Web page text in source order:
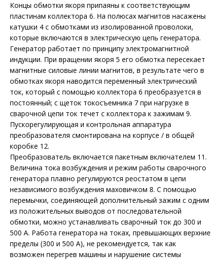
Концы обмотки якоря припаяны к соответствующим
пластинам коллектора 6. На полюсах магнитов насажены
катушки 4 с обмотками из изолированной проволоки,
которые включаются в электрическую цепь генератора.
Генератор работает по принципу электромагнитной
индукции. При вращении якоря 5 его обмотка пересекает
магнитные силовые линии магнитов, в результате чего в
обмотках якоря наводится переменный электрический
ток, который с помощью коллектора 6 преобразуется в
постоянный; с щеток токосъемника 7 при нагрузке в
сварочной цепи ток течет с коллектора к зажимам 9.
Пускорегулирующая и контрольная аппаратура
преобразователя смонтирована на корпусе / в общей
коробке 12.
Преобразователь включается пакетным включателем 11.
Величина тока возбуждения и режим работы сварочного
генератора плавно регулируются реостатом в цепи
независимого возбуждения маховичком 8. С помощью
перемычки, соединяющей дополнительный зажим с одним
из положительных выводов от последовательной
обмотки, можно устанавливать сварочный ток до 300 и
500 А. Работа генератора на токах, превышающих верхние
пределы (300 и 500 А), не рекомендуется, так как
возможен перегрев машины и нарушение системы